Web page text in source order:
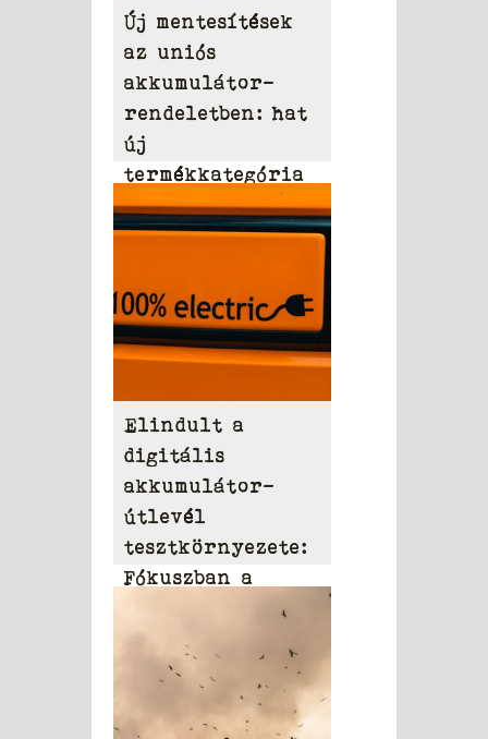
Új mentesítések
az uniós
akkumulátor-
rendeletben: hat
új
termékkategória
a listán
Elindult a
digitális
akkumulátor-
útlevél
tesztkörnyezete:
Fókuszban a
bevezetés